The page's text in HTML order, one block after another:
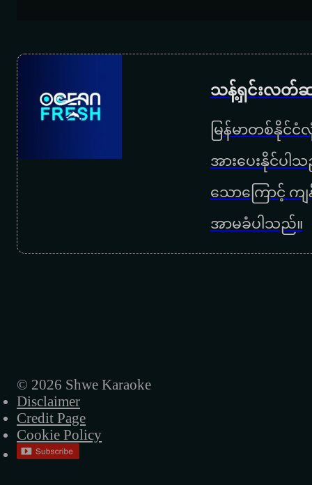
သန့်ရှင်းလတ်ဆ
မြန်မာတစ်နိုင်
အားပေးနိုင်ပါ
သောကြောင့်
အာမခံပါသည်။
© 2026 Shwe Karaoke
Disclaimer
Credit Page
Cookie Policy